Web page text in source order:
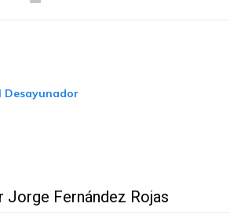
Desayunador
Jorge Fernández Rojas